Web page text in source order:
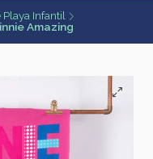
Infantil
Amazing